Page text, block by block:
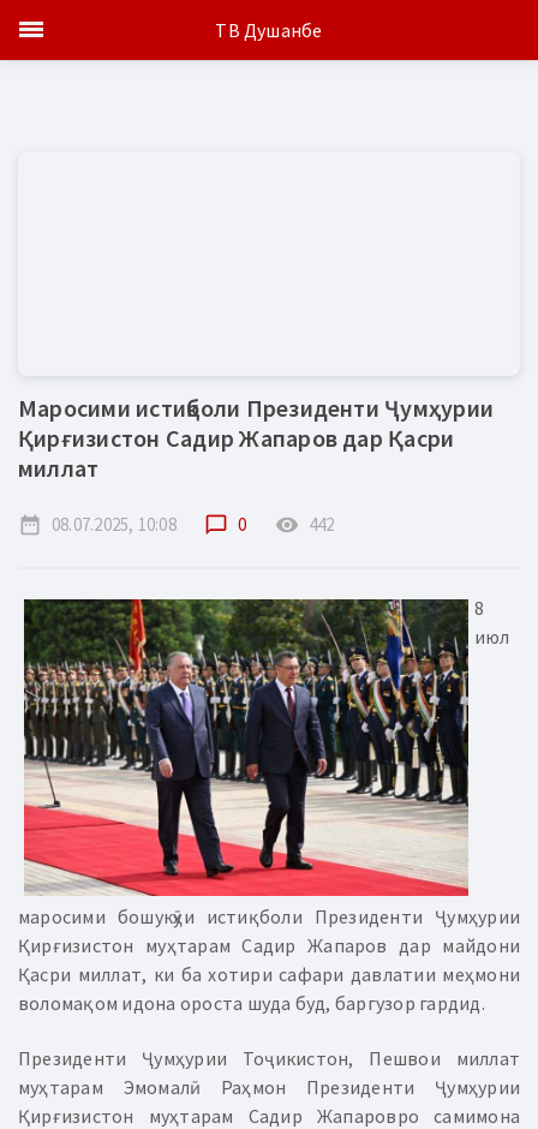
Маросими истиқболи Президенти Ҷумҳурии
Қирғизистон Садир Жапаров дар Қасри
миллат
date_range 08.07.2025, 10:08 chat_bubble_outline 0 remove_red_eye 442
8
июл
маросими бошукӯҳи истиқболи Президенти Ҷумҳурии
Қирғизистон муҳтарам Садир Жапаров дар майдони
Қасри миллат, ки ба хотири сафари давлатии меҳмони
воломақом идона ороста шуда буд, баргузор гардид.
Президенти Ҷумҳурии Тоҷикистон, Пешвои миллат
муҳтарам Эмомалӣ Раҳмон Президенти Ҷумҳурии
Қирғизистон муҳтарам Садир Жапаровро самимона
ТВ Душанбе